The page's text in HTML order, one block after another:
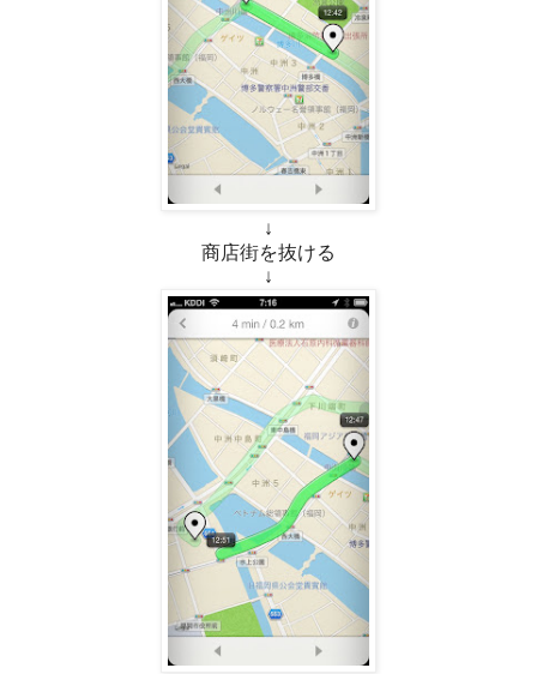
↓
商店街を抜ける
↓